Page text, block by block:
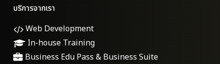
บริการจากเรา
Web Development
In-house Training
Business Edu Pass & Business Suite